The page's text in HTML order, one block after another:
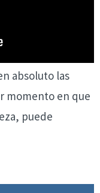
absoluto las
momento en que
puede